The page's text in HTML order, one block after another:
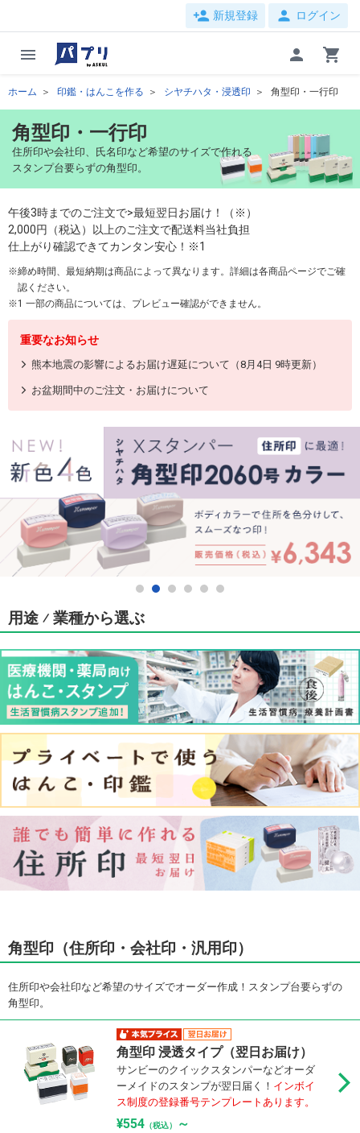
person_add 新規登録 person ログイン
menu person shopping_cart
ホーム 印鑑・はんこを作る シヤチハタ・浸透印 角型印・一行印
角型印・一行印
住所印や会社印、氏名印など希望のサイズで作れる
スタンプ台要らずの角型印。
午後3時までのご注文で>最短翌日お届け！（※）
2,000円（税込）以上のご注文で配送料当社負担
仕上がり確認できてカンタン安心！※1
締め時間、最短納期は商品によって異なります。詳細は各商品ページでご確
認ください。
1 一部の商品については、プレビュー確認ができません。
重要なお知らせ
熊本地震の影響によるお届け遅延について（8月4日 9時更新）
お盆期間中のご注文・お届けについて
用途 ⁄ 業種から選ぶ
角型印（住所印・会社印・汎用印）
住所印や会社印など希望のサイズでオーダー作成！スタンプ台要らずの
角型印。
角型印 浸透タイプ（翌日お届け）
サンビーのクイックスタンパーなどオーダ
ーメイドのスタンプが翌日届く！ インボイ
ス制度の登録番号テンプレートあります。
¥554 （税込） ～